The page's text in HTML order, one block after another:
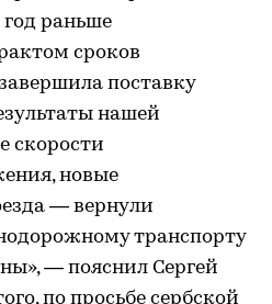
год раньше
сроков
поставку
нашей
скорости
новые
— вернули
транспорту
— пояснил Сергей
по просьбе сербской